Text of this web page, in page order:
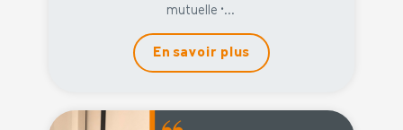
mutuelle •...
En savoir plus